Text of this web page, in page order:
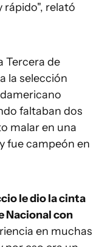
rápido", relató
Tercera de
la selección
faltaban dos
malar en una
fue campeón en
le dio la cinta
Nacional con
en muchas